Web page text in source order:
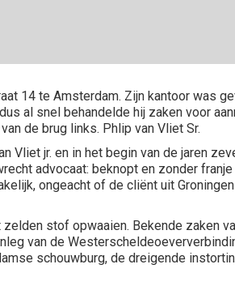
14 te Amsterdam. Zijn kantoor was
al snel behandelde hij zaken voor
de brug links. Phlip van Vliet Sr.
Vliet jr. en in het begin van de jaren
advocaat: beknopt en zonder franje
ongeacht of de cliënt uit
stof opwaaien. Bekende zaken
van de
schouwburg, de dreigende